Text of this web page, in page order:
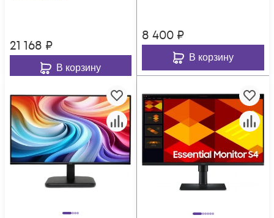
21 168 ₽
В корзину
8 400 ₽
В корзину